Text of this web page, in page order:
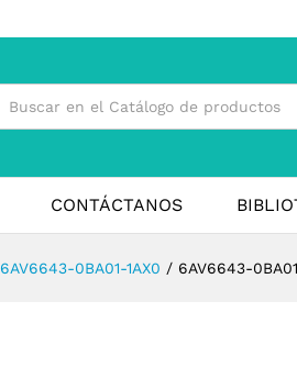
CONTÁCTANOS
6AV6643-0BA01-1AX0 / 6AV6643-